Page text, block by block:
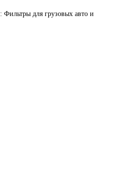
для грузовых авто и